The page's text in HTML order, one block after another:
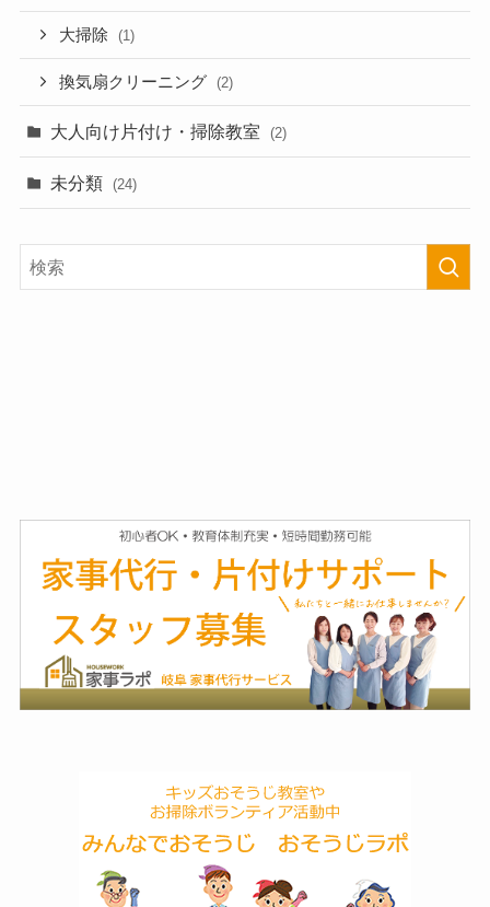
大掃除 (1)
換気扇クリーニング (2)
大人向け片付け・掃除教室 (2)
未分類 (24)